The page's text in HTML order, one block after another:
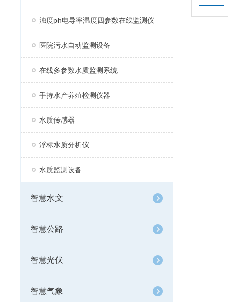
浊度ph电导率温度四参数在线监测仪
医院污水自动监测设备
在线多参数水质监测系统
手持水产养殖检测仪器
水质传感器
浮标水质分析仪
水质监测设备
智慧水文
智慧公路
智慧光伏
智慧气象